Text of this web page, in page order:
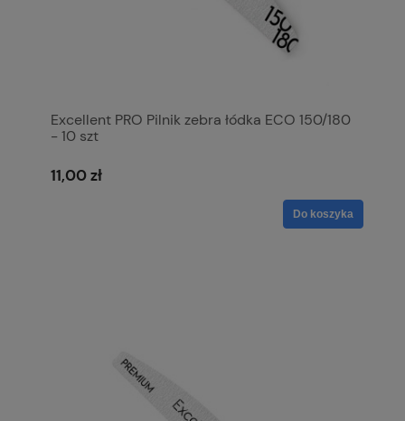
Excellent PRO Pilnik zebra łódka ECO 150/180
- 10 szt
11,00 zł
Do koszyka